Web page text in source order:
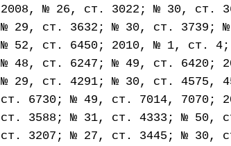
2008, № 26, ст. 3022; № 30, ст.
№ 29, ст. 3632; № 30, ст. 3739;
№ 52, ст. 6450; 2010, № 1, ст.
№ 48, ст. 6247; № 49, ст. 6420;
№ 29, ст. 4291; № 30, ст. 4575,
ст. 6730; № 49, ст. 7014, 7070;
ст. 3588; № 31, ст. 4333; № 50,
ст. 3207; № 27, ст. 3445; № 30,